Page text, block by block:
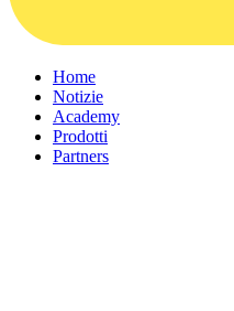
Home
Notizie
Academy
Prodotti
Partners